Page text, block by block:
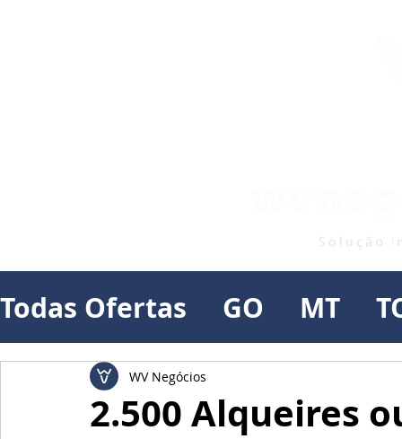
Todas Ofertas GO MT
2.500 Alqueires
WV Negócios